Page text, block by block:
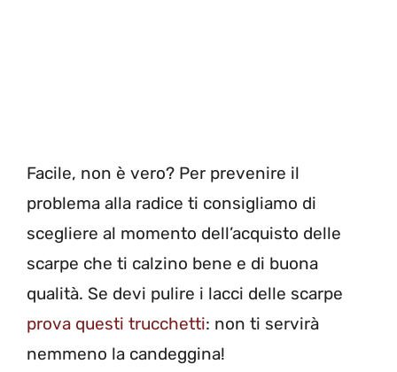
Facile, non è vero? Per prevenire il
problema alla radice ti consigliamo di
scegliere al momento dell’acquisto delle
scarpe che ti calzino bene e di buona
qualità. Se devi pulire i lacci delle scarpe
prova questi trucchetti: non ti servirà
nemmeno la candeggina!